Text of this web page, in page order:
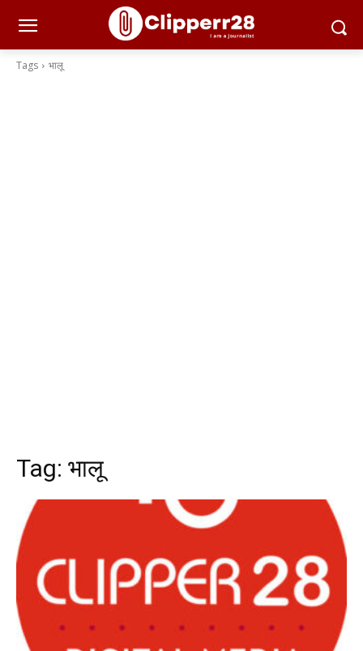
Tags भालू
Tag: भालू